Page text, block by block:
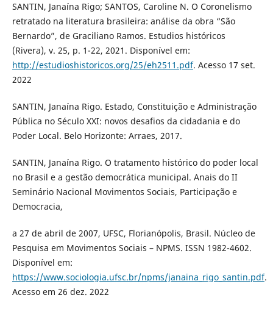
SANTIN, Janaína Rigo; SANTOS, Caroline N. O Coronelismo
retratado na literatura brasileira: análise da obra “São
Bernardo”, de Graciliano Ramos. Estudios históricos
(Rivera), v. 25, p. 1-22, 2021. Disponível em:
http://estudioshistoricos.org/25/eh2511.pdf. Acesso 17 set.
2022
SANTIN, Janaína Rigo. Estado, Constituição e Administração
Pública no Século XXI: novos desafios da cidadania e do
Poder Local. Belo Horizonte: Arraes, 2017.
SANTIN, Janaína Rigo. O tratamento histórico do poder local
no Brasil e a gestão democrática municipal. Anais do II
Seminário Nacional Movimentos Sociais, Participação e
Democracia,
a 27 de abril de 2007, UFSC, Florianópolis, Brasil. Núcleo de
Pesquisa em Movimentos Sociais – NPMS. ISSN 1982-4602.
Disponível em:
https://www.sociologia.ufsc.br/npms/janaina_rigo_santin.pdf.
Acesso em 26 dez. 2022